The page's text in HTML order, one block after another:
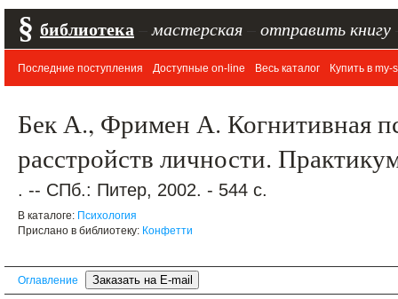
§ библиотека мастерская отправить книгу
Последние поступления Доступные on-line Весь каталог Купить в my-
Бек А., Фримен А. Когнитивная
расстройств личности.
. -- СПб.: Питер, 2002. - 544 с.
В каталоге: Психология
Прислано в библиотеку: Конфетти
Оглавление